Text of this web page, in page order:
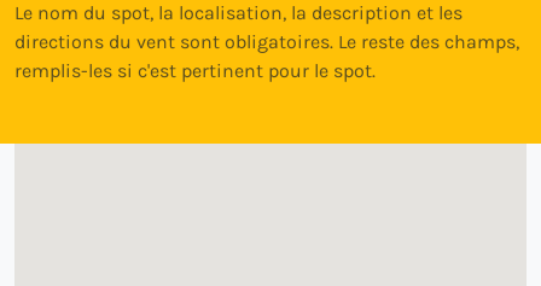
Le nom du spot, la localisation, la description et les
directions du vent sont obligatoires. Le reste des champs,
remplis-les si c'est pertinent pour le spot.